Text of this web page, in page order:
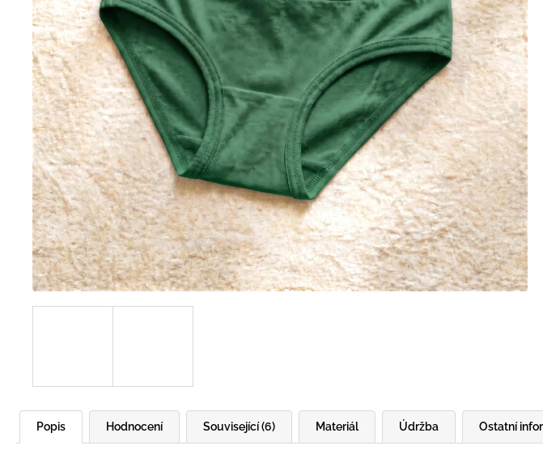
Popis Hodnocení Související (6) Ostatní
Materiál Údržba
395 Kč
395 Kč